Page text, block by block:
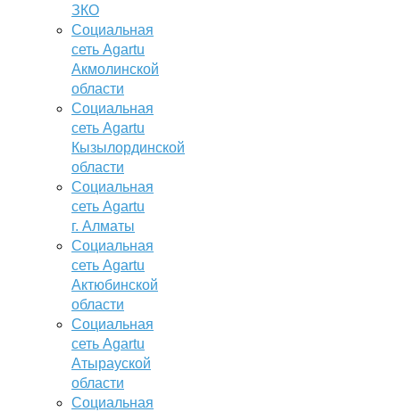
ЗКО
Социальная
сеть Agartu
Акмолинской
области
Социальная
сеть Agartu
Кызылординской
области
Социальная
сеть Agartu
г. Алматы
Социальная
сеть Agartu
Актюбинской
области
Социальная
сеть Agartu
Атырауской
области
Социальная